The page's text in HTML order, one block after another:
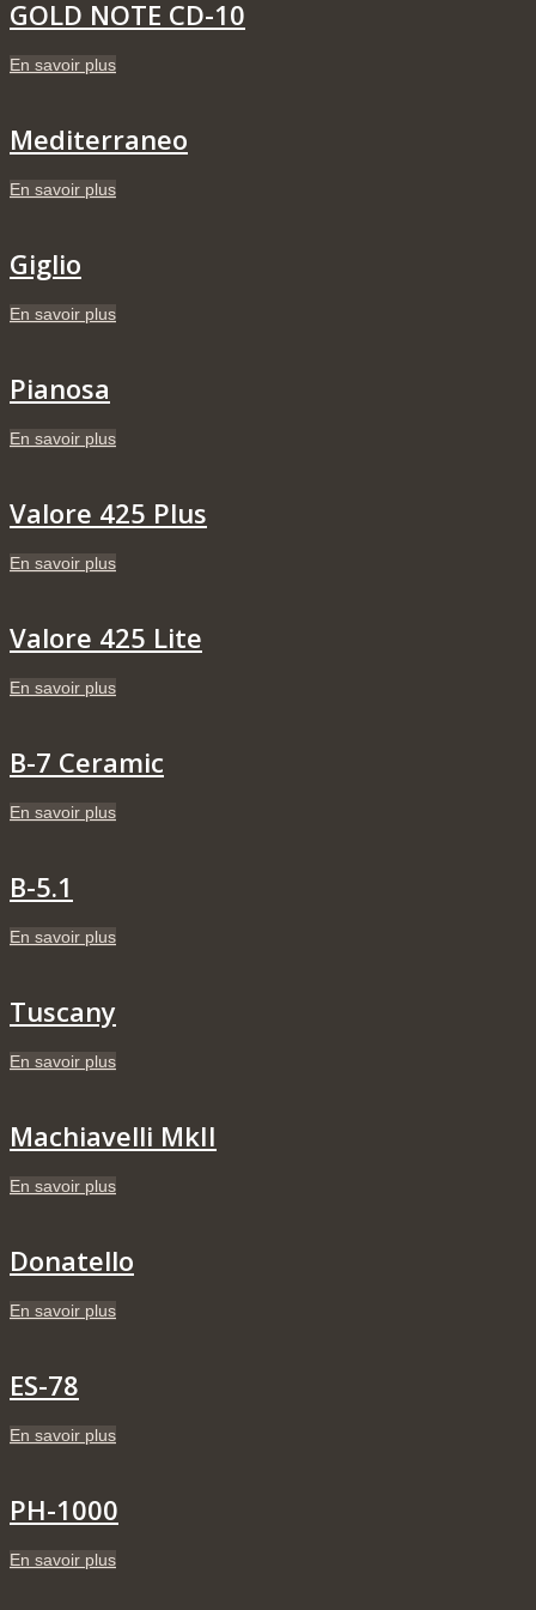
GOLD NOTE CD-10
En savoir plus
Mediterraneo
En savoir plus
Giglio
En savoir plus
Pianosa
En savoir plus
Valore 425 Plus
En savoir plus
Valore 425 Lite
En savoir plus
B-7 Ceramic
En savoir plus
B-5.1
En savoir plus
Tuscany
En savoir plus
Machiavelli MkII
En savoir plus
Donatello
En savoir plus
ES-78
En savoir plus
PH-1000
En savoir plus